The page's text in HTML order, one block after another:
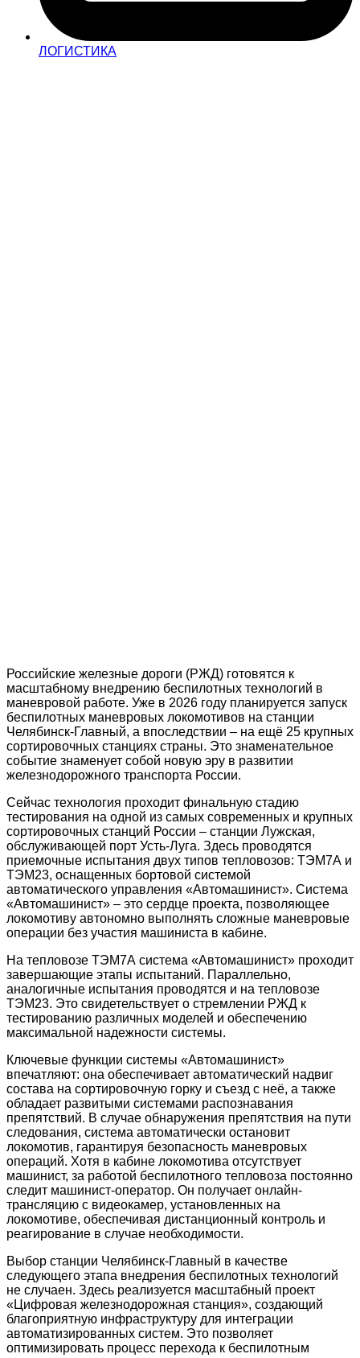
ЛОГИСТИКА
Российские железные дороги (РЖД) готовятся к
масштабному внедрению беспилотных технологий в
маневровой работе. Уже в 2026 году планируется запуск
беспилотных маневровых локомотивов на станции
Челябинск-Главный, а впоследствии – на ещё 25 крупных
сортировочных станциях страны. Это знаменательное
событие знаменует собой новую эру в развитии
железнодорожного транспорта России.
Сейчас технология проходит финальную стадию
тестирования на одной из самых современных и крупных
сортировочных станций России – станции Лужская,
обслуживающей порт Усть-Луга. Здесь проводятся
приемочные испытания двух типов тепловозов: ТЭМ7А и
ТЭМ23, оснащенных бортовой системой
автоматического управления «Автомашинист». Система
«Автомашинист» – это сердце проекта, позволяющее
локомотиву автономно выполнять сложные маневровые
операции без участия машиниста в кабине.
На тепловозе ТЭМ7А система «Автомашинист» проходит
завершающие этапы испытаний. Параллельно,
аналогичные испытания проводятся и на тепловозе
ТЭМ23. Это свидетельствует о стремлении РЖД к
тестированию различных моделей и обеспечению
максимальной надежности системы.
Ключевые функции системы «Автомашинист»
впечатляют: она обеспечивает автоматический надвиг
состава на сортировочную горку и съезд с неё, а также
обладает развитыми системами распознавания
препятствий. В случае обнаружения препятствия на пути
следования, система автоматически остановит
локомотив, гарантируя безопасность маневровых
операций. Хотя в кабине локомотива отсутствует
машинист, за работой беспилотного тепловоза постоянно
следит машинист-оператор. Он получает онлайн-
трансляцию с видеокамер, установленных на
локомотиве, обеспечивая дистанционный контроль и
реагирование в случае необходимости.
Выбор станции Челябинск-Главный в качестве
следующего этапа внедрения беспилотных технологий
не случаен. Здесь реализуется масштабный проект
«Цифровая железнодорожная станция», создающий
благоприятную инфраструктуру для интеграции
автоматизированных систем. Это позволяет
оптимизировать процесс перехода к беспилотным